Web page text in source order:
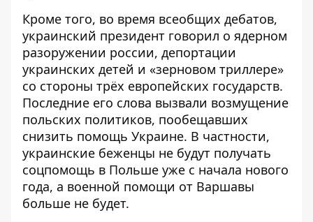
Кроме того, во время всеобщих дебатов,
украинский президент говорил о ядерном
разоружении россии, депортации
украинских детей и «зерновом триллере»
со стороны трёх европейских государств.
Последние его слова вызвали возмущение
польских политиков, пообещавших
снизить помощь Украине. В частности,
украинские беженцы не будут получать
соцпомощь в Польше уже с начала нового
года, а военной помощи от Варшавы
больше не будет.